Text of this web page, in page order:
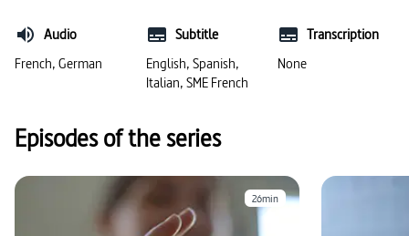
#solitude
Audio
French, German
Subtitle
English, Spanish,
Italian, SME French
Transcription
None
Episodes of the series
26min